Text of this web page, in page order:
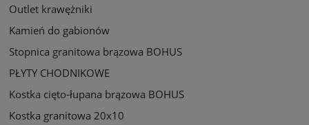
Outlet krawężniki
Kamień do gabionów
Stopnica granitowa brązowa BOHUS
PŁYTY CHODNIKOWE
Kostka cięto-łupana brązowa BOHUS
Kostka granitowa 20x10